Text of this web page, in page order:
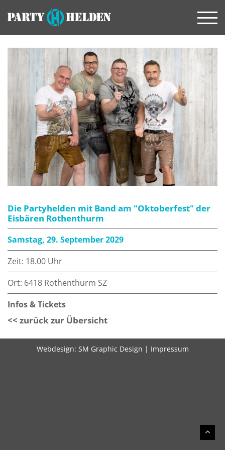
Die Partyhelden mit Band am "Oktoberfest" der
Eisbären Rothenthurm
Samstag, 29. September 2029
Zeit: 18.00 Uhr
Ort: 6418 Rothenthurm SZ
Infos & Tickets
<< zurück zur Übersicht
Webdesign: SM Graphic Design | Impressum